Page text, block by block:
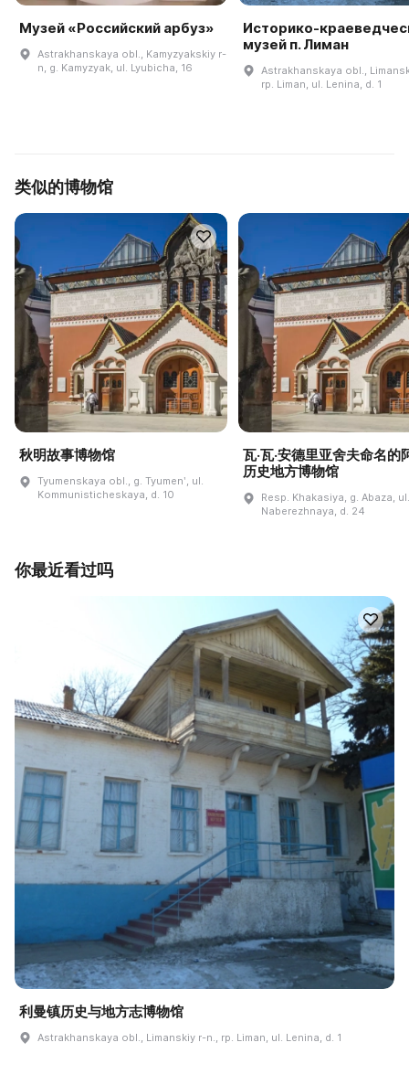
Музей «Российский арбуз»
Astrakhanskaya obl., Kamyzyakskiy r-
n, g. Kamyzyak, ul. Lyubicha, 16
Историко-
музей п. Лиман
Astrakhanskaya obl.,
rp. Liman, ul. Lenina, d. 1
类似的博物馆
秋明故事博物馆
Tyumenskaya obl., g. Tyumenʹ, ul.
Kommunisticheskaya, d. 10
瓦·瓦·安德里亚舍夫命名的
历史地方博物馆
Resp. Khakasiya, g. Abaza, ul.
Naberezhnaya, d. 24
你最近看过吗
利曼镇历史与地方志博物馆
Astrakhanskaya obl., Limanskiy r-n., rp. Liman, ul. Lenina, d. 1